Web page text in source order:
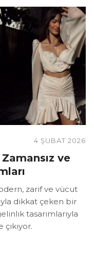
4 ŞUBAT 2026
ve
zarif ve vücut
dikkat çeken bir
tasarımlarıyla